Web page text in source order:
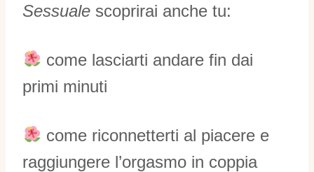
Sessuale scoprirai anche tu:
come lasciarti andare fin dai
primi minuti
come riconnetterti al piacere e
raggiungere l’orgasmo in coppia